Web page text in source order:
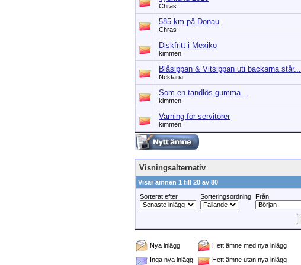
Chras
585 km på Donau
Chras
Diskfritt i Mexiko
kimmen
Blåsippan & Vitsippan uti backarna står...
Nektaria
Som en tandlös gumma...
kimmen
Varning för servitörer
kimmen
Visningsalternativ
Visar ämnen 1 till 20 av 80
Sorterat efter
Sorteringsordning Från
Nya inlägg
Hett ämne med nya inlägg
Inga nya inlägg
Hett ämne utan nya inlägg